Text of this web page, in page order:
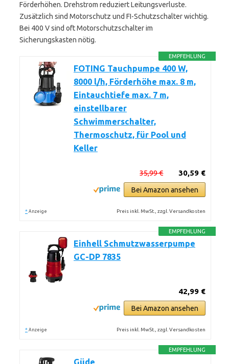
Förderhöhen. Drehstrom reduziert Leitungsverluste.
Zusätzlich sind Motorschutz und FI-Schutzschalter wichtig.
Bei 400 V sind oft Motorschutzschalter im
Sicherungskasten nötig.
EMPFEHLUNG
FOTING Tauchpumpe 400 W,
8000 l/h, Förderhöhe max. 8 m,
Eintauchtiefe max. 7 m,
einstellbarer
Schwimmerschalter,
Thermoschutz, für Pool und
Keller
30,59 €
35,99 €
Bei Amazon ansehen
* Anzeige Preis inkl. MwSt., zzgl. Versandkosten
EMPFEHLUNG
Einhell Schmutzwasserpumpe
GC-DP 7835
42,99 €
Bei Amazon ansehen
* Anzeige Preis inkl. MwSt., zzgl. Versandkosten
EMPFEHLUNG
Güde